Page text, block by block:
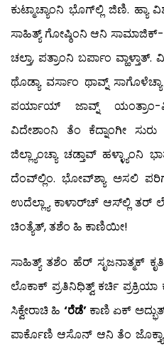
ಕುಟ್ಮಾಚ್ಯಾಂನಿ ಭೊಗ್‍ಲ್ಲಿ ಜಿಣಿ.
ಸಾಹಿತ್ಯ್ ಗೋಷ್ಠಿಂನಿ ಆನಿ ಸಾಮಾಜಿಕ್-
ಚಲ್ತಾ, ಪತ್ರಾಂನಿ ಬರ್ಪಾಂ
ಥೊಡ್ಯಾ ವರ್ಸಾಂ ಥಾವ್ನ್
ಪರ್ಯಾಯ್ ಜಾವ್ನ್ ಯಂತ್ರಾಂ-
ವಿದೇಶಾಂನಿ ತೆಂ ಕೆದ್ನಾಂಗೀ
ಜಿಲ್ಲ್ಯಾಂಚ್ಯಾ ಚಡ್ತಾವ್ ಹಳ್ಳ್ಯಾಂನಿ
ದೆಂವ್‍ಲ್ಲಿಂ. ಭೋವ್‍ಶ್ಯಾ ಅಸಲಿ
ಉದೆಲ್ಲ್ಯಾ ಕಾಳಾರ್‌ಚ್ ಆಸ್‍ಲ್ಲಿ ತರ್
ಚಿಂತ್ಯೆತ್, ತಶೆಂ ಹಿ ಕಾಣಿಯೀ!
ಸಾಹಿತ್ಯ್ ತಶೆಂ ಹೆರ್ ಸೃಜನಾತ್ಮಕ್
ಲೊಕಾಕ್ ಪ್ರತಿನಿಧಿತ್ವ್ ಕರ್ಚಿ ಪ್ರಕ್ರಿಯಾ
ಸಿಕ್ವೇರಾಚಿ ಹಿ ‘ರೆಡೆ’ಕಾಣಿ ಏಕ್ ಅದ್ಭುತ್
ಪಾರ್ಕೊಣಿ ಆಸೊನ್ ಆನಿ ತೆಂ ಜೊಕ್ತ್ಯಾ